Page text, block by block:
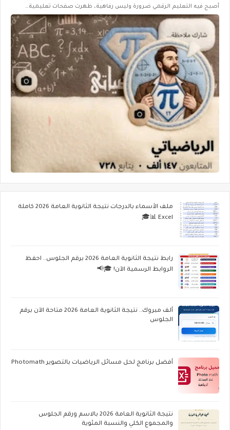
أصبح فيه التعليم الرقمي ضرورة وليس رفاهية، ظهرت صفحات تعليمية…
ملف الأسماء بالدرجات نتيجة الثانوية العامة 2026 كاملة
Excel 📊🎓
رابط نتيجة الثانوية العامة 2026 برقم الجلوس.. احفظ
الروابط الرسمية الآن! 🎓📢
ألف مبروك.. نتيجة الثانوية العامة 2026 متاحة الآن برقم
الجلوس
أفضل برنامج لحل مسائل الرياضيات بالتصوير Photomath
نتيجة الثانوية العامة 2026 بالاسم ورقم الجلوس
والمجموع الكلي والنسبة المئوية